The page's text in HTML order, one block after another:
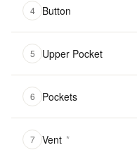
4 Button
5 Upper Pocket
6 Pockets
7 Vent *